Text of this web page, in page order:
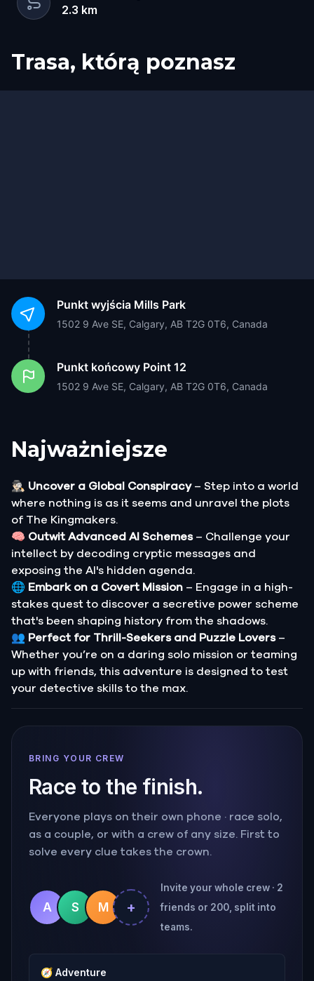
2.3 km
Trasa, którą poznasz
Start
Meta
Punkt wyjścia Mills Park
1502 9 Ave SE, Calgary, AB T2G 0T6, Canada
Punkt końcowy Point 12
1502 9 Ave SE, Calgary, AB T2G 0T6, Canada
Najważniejsze
🕵🏻‍♂️ Uncover a Global Conspiracy– Step into a world
where nothing is as it seems and unravel the plots
of The Kingmakers.
🧠 Outwit Advanced AI Schemes– Challenge your
intellect by decoding cryptic messages and
exposing the AI's hidden agenda.
🌐 Embark on a Covert Mission – Engage in a high-
stakes quest to discover a secretive power scheme
that's been shaping history from the shadows.
👥 Perfect for Thrill-Seekers and Puzzle Lovers–
Whether you’re on a daring solo mission or teaming
up with friends, this adventure is designed to test
your detective skills to the max.
BRING YOUR CREW
Race to the finish.
Everyone plays on their own phone · race solo,
as a couple, or with a crew of any size. First to
solve every clue takes the crown.
A S M +
Invite your whole crew · 2
friends or 200, split into
teams.
🧭 Adventure